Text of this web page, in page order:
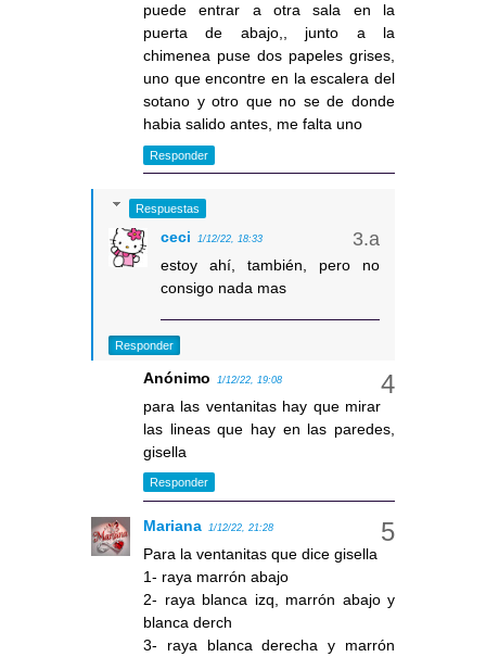
puede entrar a otra sala en la
puerta de abajo,, junto a la
chimenea puse dos papeles grises,
uno que encontre en la escalera del
sotano y otro que no se de donde
habia salido antes, me falta uno
Responder
Respuestas
ceci 1/12/22, 18:33
estoy ahí, también, pero no
consigo nada mas
Responder
Anónimo 1/12/22, 19:08
para las ventanitas hay que mirar
las lineas que hay en las paredes,
gisella
Responder
Mariana 1/12/22, 21:28
Para la ventanitas que dice gisella
1- raya marrón abajo
2- raya blanca izq, marrón abajo y
blanca derch
3- raya blanca derecha y marrón